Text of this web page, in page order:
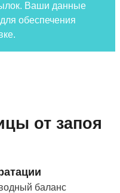
Ваши данные
обеспечения
от запоя
баланс